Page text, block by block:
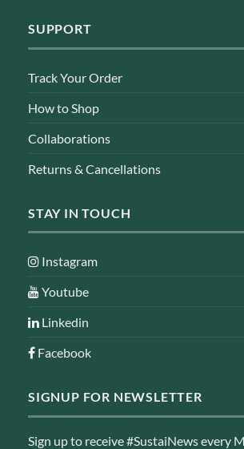
SUPPORT
Track Your Order
How to Shop
Collaborations
Returns & Cancellations
STAY IN TOUCH
Instagram
Youtube
Linkedin
Facebook
SIGNUP FOR NEWSLETTER
Sign up to receive #SustaiNews every